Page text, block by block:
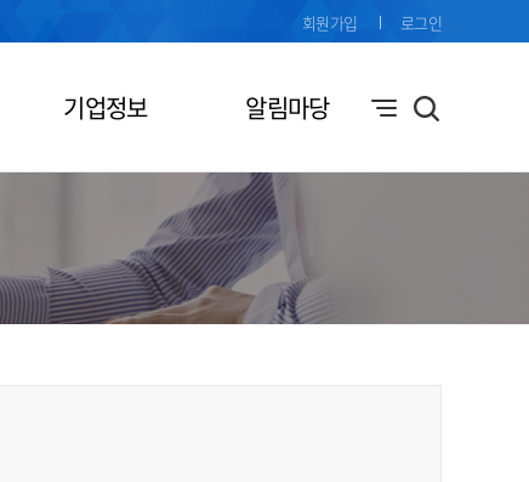
기업정보 알림마당
회원가입 로그인